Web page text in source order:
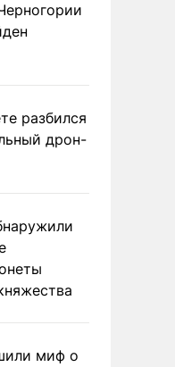
разбился
дрон-
миф о